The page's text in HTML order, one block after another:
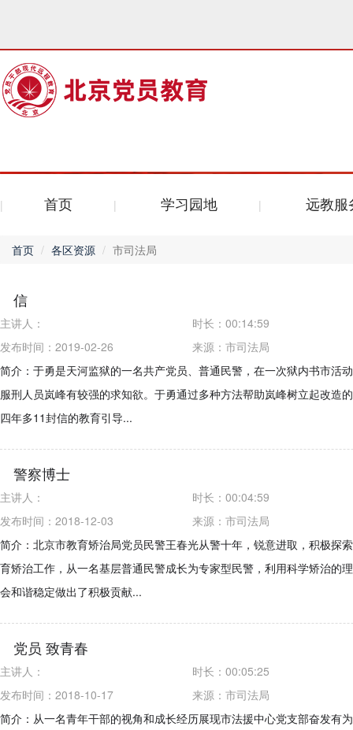
首页 学习园地 远教服
首页 各区资源 市司法局
信
主讲人： 时长： 00:14:59
发布时间：2019-02-26
来源： 市司法局
简介：于勇是天河监狱的一名共产党员、普通民警，在一次狱内书市活
服刑人员岚峰有较强的求知欲。于勇通过多种方法帮助岚峰树立起改造
四年多11封信的教育引导...
警察博士
主讲人： 时长： 00:04:59
发布时间：2018-12-03
来源： 市司法局
简介：北京市教育矫治局党员民警王春光从警十年，锐意进取，积极探
育矫治工作，从一名基层普通民警成长为专家型民警，利用科学矫治的
会和谐稳定做出了积极贡献...
党员 致青春
主讲人： 时长： 00:05:25
发布时间：2018-10-17
来源： 市司法局
简介：从一名青年干部的视角和成长经历展现市法援中心党支部奋发有